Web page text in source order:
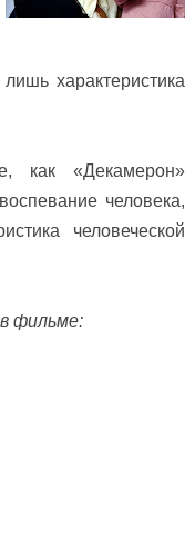
характеристика
как «Декамерон»
человека,
человеческой
фильме: